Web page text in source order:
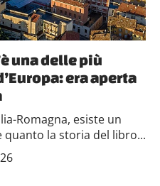
una delle più
era aperta
Romagna, esiste un
quanto la storia del libro...